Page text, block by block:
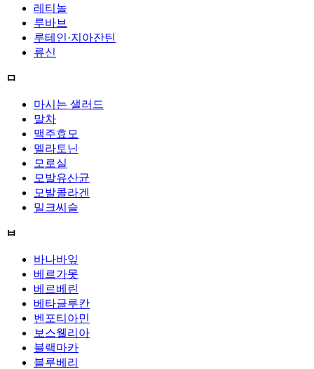
레티놀
루바브
루테인·지아잔틴
류신
ㅁ
마시는 샐러드
말차
맥주효모
멜라토닌
모로실
모발유산균
모발콜라겐
밀크씨슬
ㅂ
바나바잎
베르가못
베르베린
베타글루칸
벤포티아민
보스웰리아
블랙마카
블루베리